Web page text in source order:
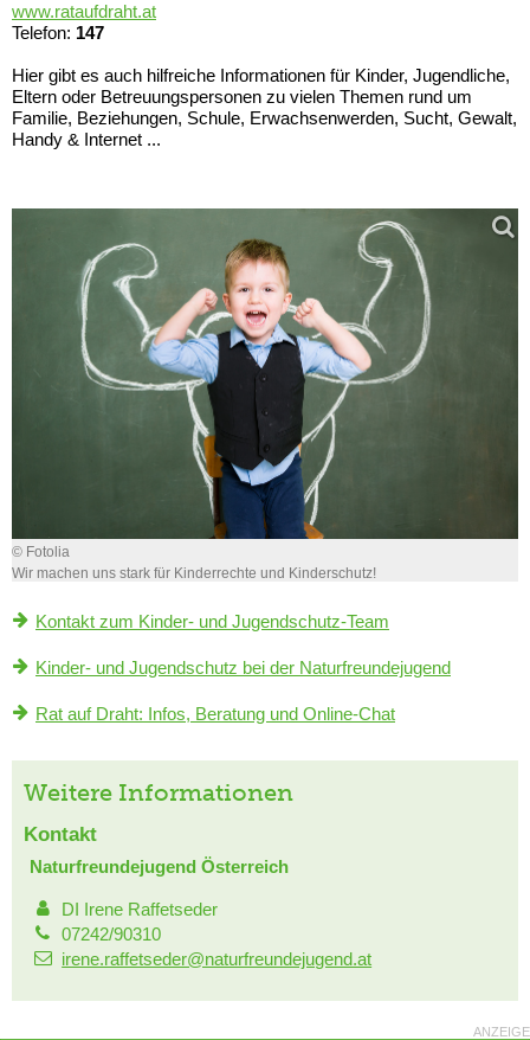
www.rataufdraht.at
Telefon: 147
Hier gibt es auch hilfreiche Informationen für Kinder, Jugendliche,
Eltern oder Betreuungspersonen zu vielen Themen rund um
Familie, Beziehungen, Schule, Erwachsenwerden, Sucht, Gewalt,
Handy & Internet ...
© Fotolia
Wir machen uns stark für Kinderrechte und Kinderschutz!
Kontakt zum Kinder- und Jugendschutz-Team
Kinder- und Jugendschutz bei der Naturfreundejugend
Rat auf Draht: Infos, Beratung und Online-Chat
Weitere Informationen
Kontakt
Naturfreundejugend Österreich
DI Irene Raffetseder
07242/90310
irene.raffetseder@naturfreundejugend.at
ANZEIGE